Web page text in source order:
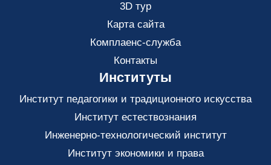
3D тур
Карта сайта
Комплаенс-служба
Контакты
Институты
Институт педагогики и традиционного искусства
Институт естествознания
Инженерно-технологический институт
Институт экономики и права